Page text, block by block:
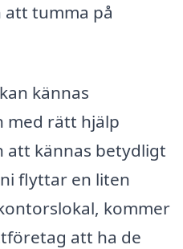
tumma på
kännas
med rätt hjälp
att kännas betydligt
flyttar en liten
kommer
att ha de